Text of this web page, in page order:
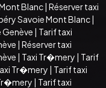
Blanc| Réserver taxi
Savoie Mont Blanc|
| Tarif taxi
| Réserver taxi
| Taxi Tr�mery | Tarif
Tr�mery | Tarif taxi
| Tarif taxi